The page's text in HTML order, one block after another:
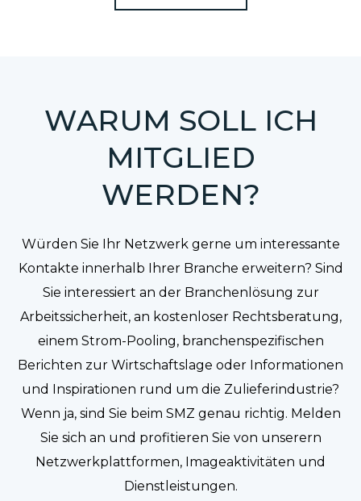
WARUM SOLL ICH
MITGLIED
WERDEN?
Würden Sie Ihr Netzwerk gerne um interessante
Kontakte innerhalb Ihrer Branche erweitern? Sind
Sie interessiert an der Branchenlösung zur
Arbeitssicherheit, an kostenloser Rechtsberatung,
einem Strom-Pooling, branchenspezifischen
Berichten zur Wirtschaftslage oder Informationen
und Inspirationen rund um die Zulieferindustrie?
Wenn ja, sind Sie beim SMZ genau richtig. Melden
Sie sich an und profitieren Sie von unserern
Netzwerkplattformen, Imageaktivitäten und
Dienstleistungen.